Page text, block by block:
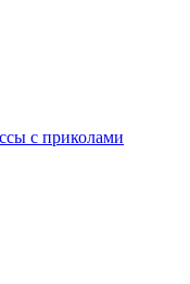
с приколами